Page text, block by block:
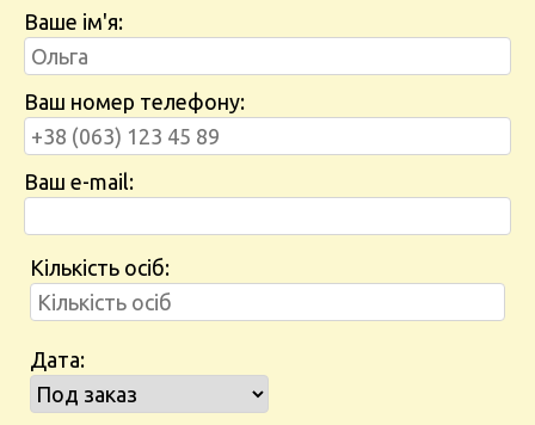
Ваше ім'я:
Ваш номер телефону:
Ваш e-mail:
Кількість осіб:
Дата: